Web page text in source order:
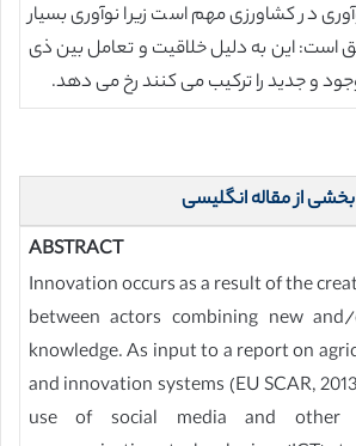
در کشاورزی مهم است زیرا نوآوری بسیار
است: این به دلیل خلاقیت و تعامل بین ذی
و جدید را ترکیب می کنند رخ می دهد.
بخشی از مقاله انگلیسی
ABSTRACT
Innovation occurs as a result of the
between actors combining new
knowledge. As input to a report on
and innovation systems (EU SCAR,
use of social media and other